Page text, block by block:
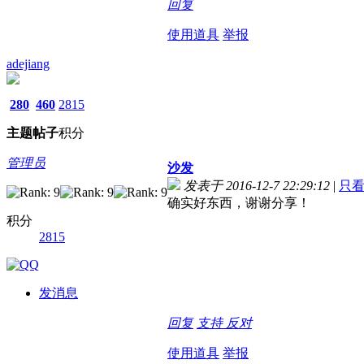
回复
使用道具 举报
adejiang
280
主题
460
帖子
2815
积分
管理员
积分
2815
发消息
沙发
发表于 2016-12-7 22:29:12 | 只
确实好东西，谢谢分享！
回复 支持 反对
使用道具 举报